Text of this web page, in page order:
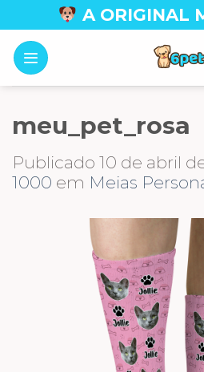
to
content
A ORIGINAL
meu_pet_rosa
Publicado 10 de abril
1000 em Meias